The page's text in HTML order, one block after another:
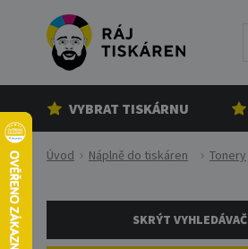
VYBRAT TISKÁRNU
Úvod Náplně do tiskáren Tonery
SKRÝT VYHLEDÁVAČ